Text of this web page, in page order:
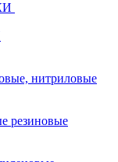
нитриловые
резиновые